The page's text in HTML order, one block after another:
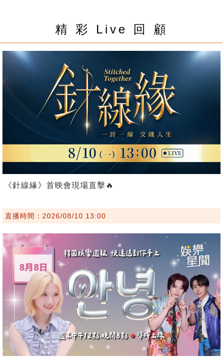
精 彩 Live 回 顧
《針線緣》首映會現場直擊🔥
直播時間：2026/08/10 13:00